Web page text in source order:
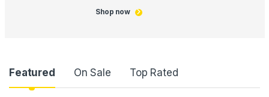
Shop now
Product Carousel Tabs
Featured On Sale Top Rated